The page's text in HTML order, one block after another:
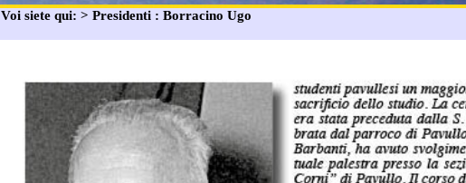
Voi siete qui: > Presidenti : Borracino Ugo